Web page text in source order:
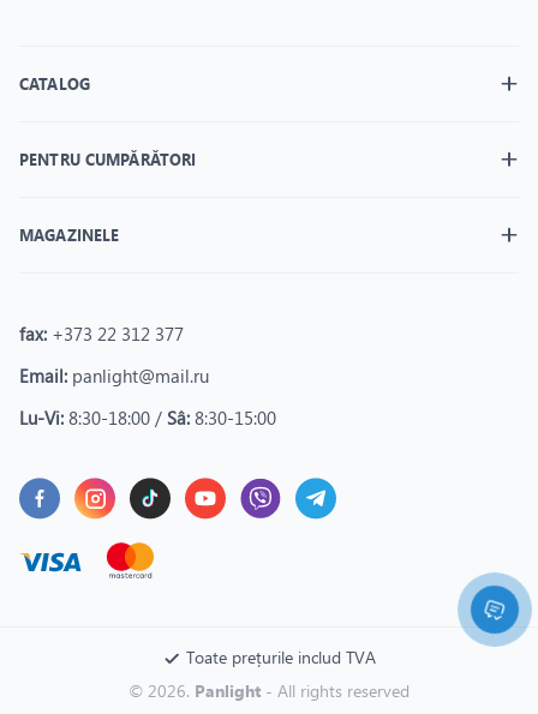
CATALOG
PENTRU CUMPĂRĂTORI
MAGAZINELE
fax: +373 22 312 377
Email: panlight@mail.ru
Lu-Vi: 8:30-18:00 / Sâ: 8:30-15:00
© 2026. Panlight - All rights reserved
Toate prețurile includ TVA